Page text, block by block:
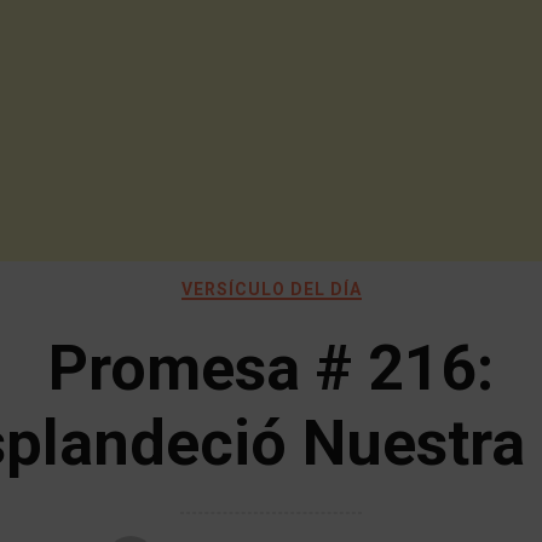
VERSÍCULO DEL DÍA
Promesa # 216:
Nuestra